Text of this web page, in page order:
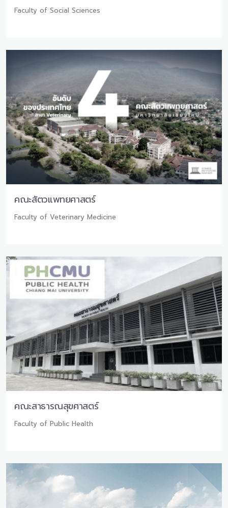
Faculty of Social Sciences
คณะสัตวแพทยศาสตร์
Faculty of Veterinary Medicine
คณะสาธารณสุขศาสตร์
Faculty of Public Health